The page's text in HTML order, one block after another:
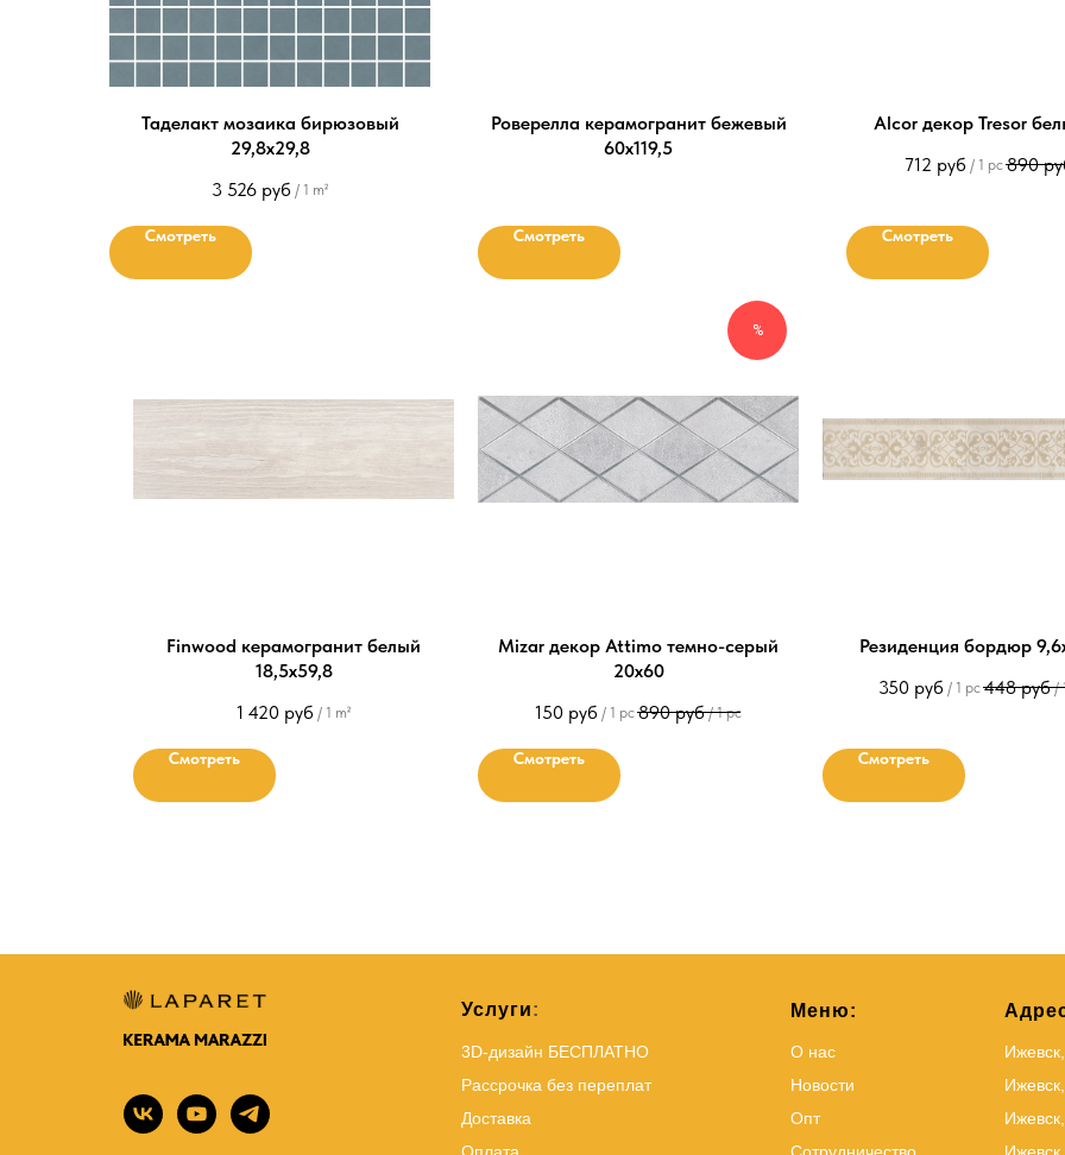
Таделакт мозаика бирюзовый
29,8x29,8
3 526 руб / 1 m²
Смотреть
Роверелла керамогранит бежевый
60х119,5
Смотреть
Alcor декор Tresor
712 руб / 1 pc 890
Смотреть
Finwood керамогранит белый
18,5х59,8
1 420 руб / 1 m²
Смотреть
%
Mizar декор Attimo темно-серый
20х60
150 руб / 1 pc 890 руб / 1 pc
Смотреть
Резиденция бордюр
350 руб / 1 pc 448 руб /
Смотреть
Услуги:
3D-дизайн БЕСПЛАТНО
Рассрочка без переплат
Доставка
Меню:
О нас
Новости
Опт